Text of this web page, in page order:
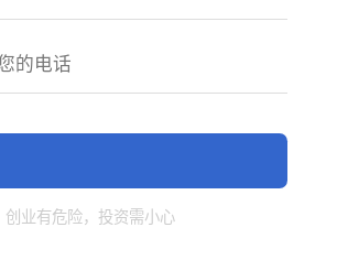
创业有危险，投资需小心